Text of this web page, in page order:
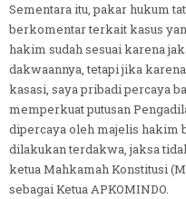
Sementara itu, pakar hukum
berkomentar terkait kasus
hakim sudah sesuai karena
dakwaannya, tetapi jika
kasasi, saya pribadi percaya
memperkuat putusan
dipercaya oleh majelis hakim
dilakukan terdakwa, jaksa
ketua Mahkamah Konstitusi
sebagai Ketua APKOMINDO.